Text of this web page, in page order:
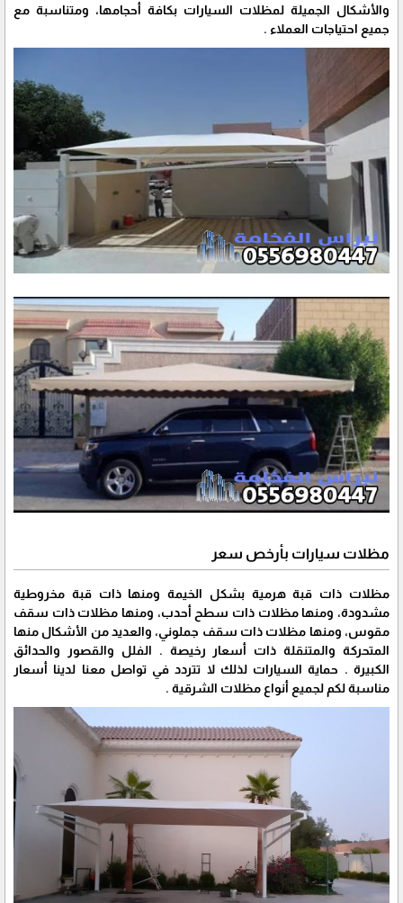
والأشكال الجميلة لمظلات السيارات بكافة أحجامها، ومتناسبة مع
جميع احتياجات العملاء .
مظلات سيارات بأرخص سعر
مظلات ذات قبة هرمية بشكل الخيمة ومنها ذات قبة مخروطية
مشدودة، ومنها مظلات ذات سطح أحدب، ومنها مظلات ذات سقف
مقوس، ومنها مظلات ذات سقف جملوني، والعديد من الأشكال منها
المتحركة والمتنقلة ذات أسعار رخيصة . الفلل والقصور والحدائق
الكبيرة . حماية السيارات لذلك لا تتردد في تواصل معنا لدينا أسعار
مناسبة لكم لجميع أنواع مظلات الشرقية .